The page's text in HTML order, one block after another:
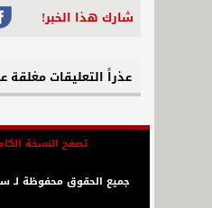
شارك هذا الخبر!
عذراً التعليقات مغلقة
تصفح النسخة
جميع الحقوق محفوظة لـ